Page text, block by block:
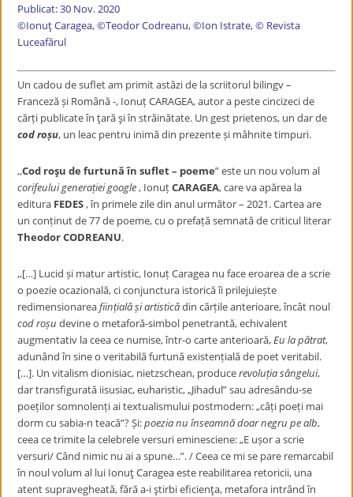
Publicat: 30 Nov. 2020
©Ionuț Caragea, ©Teodor Codreanu, ©Ion Istrate, © Revista
Luceafărul
Un cadou de suflet am primit astăzi de la scriitorul bilingv –
Franceză și Română -, Ionuț CARAGEA, autor a peste cincizeci de
cărți publicate în ţară şi în străinătate. Un gest prietenos, un dar de
cod roșu, un leac pentru inimă din prezente și mâhnite timpuri.
,,Cod roşu de furtună în suflet – poeme” este un nou volum al
corifeului generației google, IonuțCARAGEA, care va apărea la
editura FEDES, în primele zile din anul următor – 2021. Cartea are
un conținut de 77 de poeme, cu o prefață semnată de criticul literar
Theodor CODREANU.
,,[…] Lucid și matur artistic, Ionuț Caragea nu face eroarea de a scrie
o poezie ocazională, ci conjunctura istorică îi prilejuiește
redimensionareaființială și artisticădin cărțile anterioare, încât noul
cod roșu devine o metaforă-simbol penetrantă, echivalent
augmentativ la ceea ce numise, într-o carte anterioară,Eu la pătrat,
adunând în sine o veritabilă furtună existențială de poet veritabil.
[…]. Un vitalism dionisiac, nietzschean, producerevoluția sângelui,
dar transfigurată iisusiac, euharistic, „Jihadul” sau adresându-se
poeților somnolenți ai textualismului postmodern: „câți poeți mai
dorm cu sabia-n teacă”? Și:poezia nu înseamnădoar negru pe alb,
ceea ce trimite la celebrele versuri eminesciene: „E ușor a scrie
versuri/ Când nimic nu ai a spune…”. / Ceea ce mi se pare remarcabil
în noul volum al lui Ionuţ Caragea este reabilitarea retoricii, una
atent supravegheată, fără a-i ştirbi eficienţa, metafora intrând în